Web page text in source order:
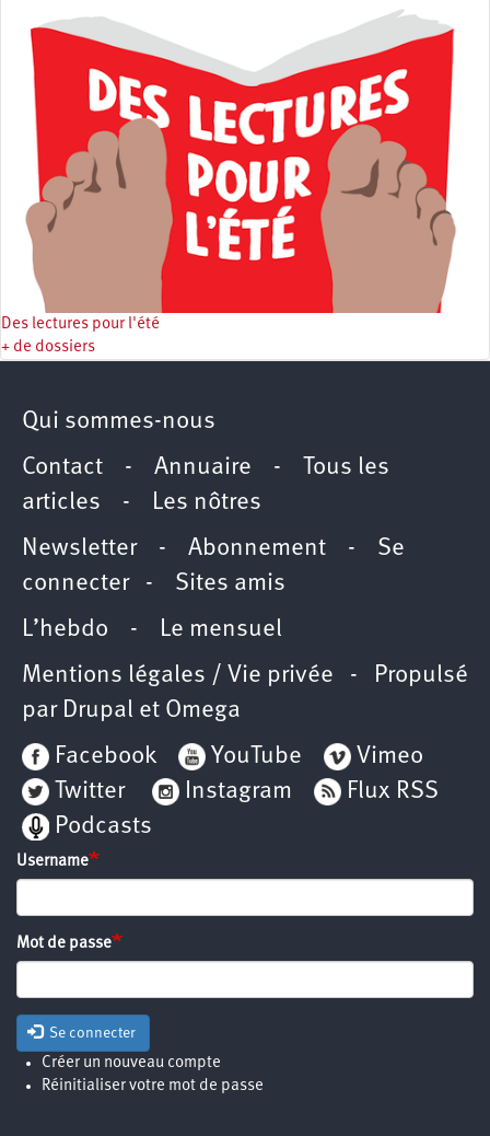
Des lectures pour l'été
+ de dossiers
Qui sommes-nous
Contact - Annuaire -
Tous les
articles - Les nôtres
Newsletter- Abonnement - Se
connecter- Sites amis
L’hebdo - Le mensuel
Mentions légales / Vie privée - Propulsé
par Drupal et Omega
Facebook
YouTube
Vimeo
Twitter
Instagram
Flux RSS
Podcasts
Username
Mot de passe
Se connecter
Créer un nouveau compte
Réinitialiser votre mot de passe